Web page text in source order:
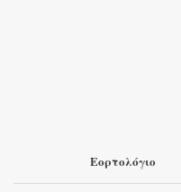
Εορτολόγιο